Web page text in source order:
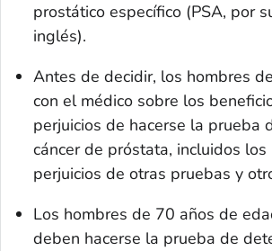
prostático específico (PSA, por
inglés).
Antes de decidir, los hombres
con el médico sobre los
perjuicios de hacerse la prueba
cáncer de próstata, incluidos
perjuicios de otras pruebas y
Los hombres de 70 años de
deben hacerse la prueba de